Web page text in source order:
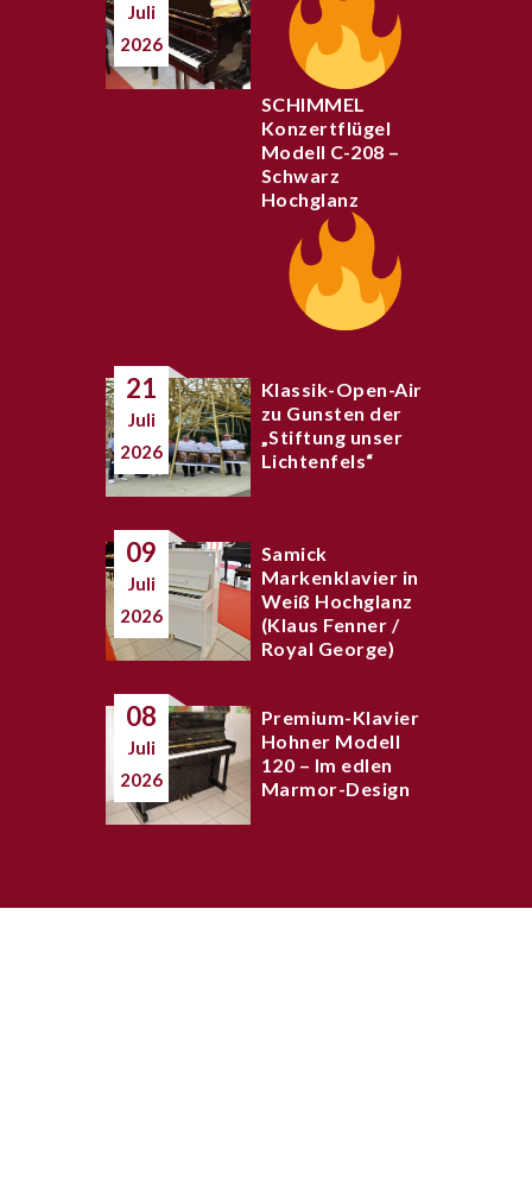
Juli
2026
SCHIMMEL
Konzertflügel
Modell C-208 –
Schwarz
Hochglanz
21
Juli
2026
Klassik-Open-Air
zu Gunsten der
„Stiftung unser
Lichtenfels“
09
Juli
2026
Samick
Markenklavier in
Weiß Hochglanz
(Klaus Fenner /
Royal George)
08
Juli
2026
Premium-Klavier
Hohner Modell
120 – Im edlen
Marmor-Design